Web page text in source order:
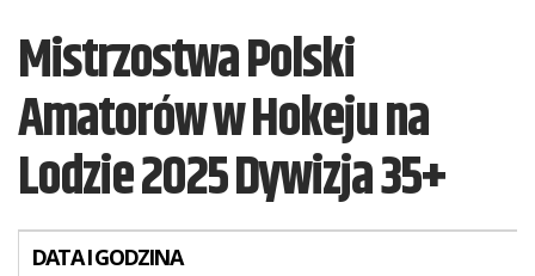
Mistrzostwa Polski
Amatorów w Hokeju na
Lodzie 2025 Dywizja 35+
DATA I GODZINA